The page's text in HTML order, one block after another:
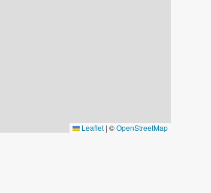
Leaflet | ©OpenStreetMap